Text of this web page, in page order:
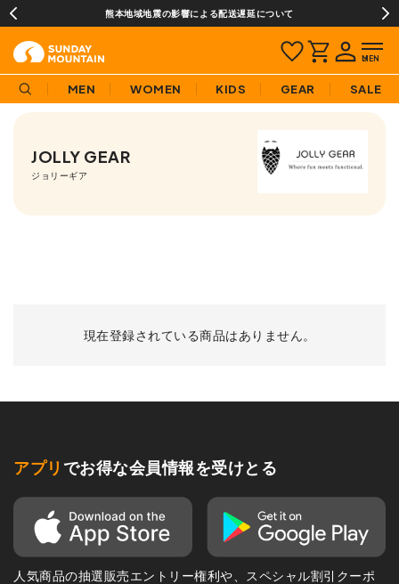
熊本地域地震の影響による配送遅延について
MEN WOMEN KIDS GEAR SALE
JOLLY GEAR
ジョリーギア
現在登録されている商品はありません。
アプリ でお得な会員情報を受けとる
人気商品の抽選販売エントリー権利や、スペシャル割引クーポ